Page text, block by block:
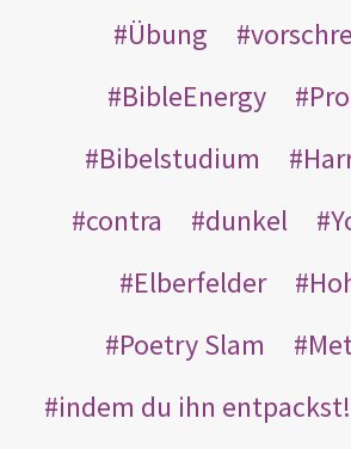
Übung
BibleEnergy
Bibelstudium
contra
dunkel
Elberfelder
Poetry Slam
indem du ihn entpackst!